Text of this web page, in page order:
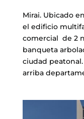
Mirai. Ubicado
el edificio
comercial de 2
banqueta
ciudad
arriba